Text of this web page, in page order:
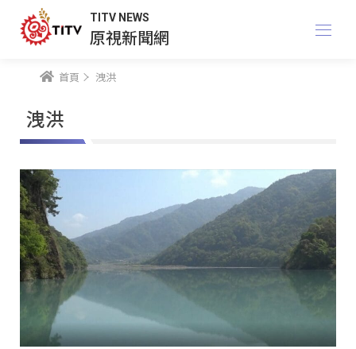
TITV NEWS
原視新聞網
首頁 洩洪
洩洪